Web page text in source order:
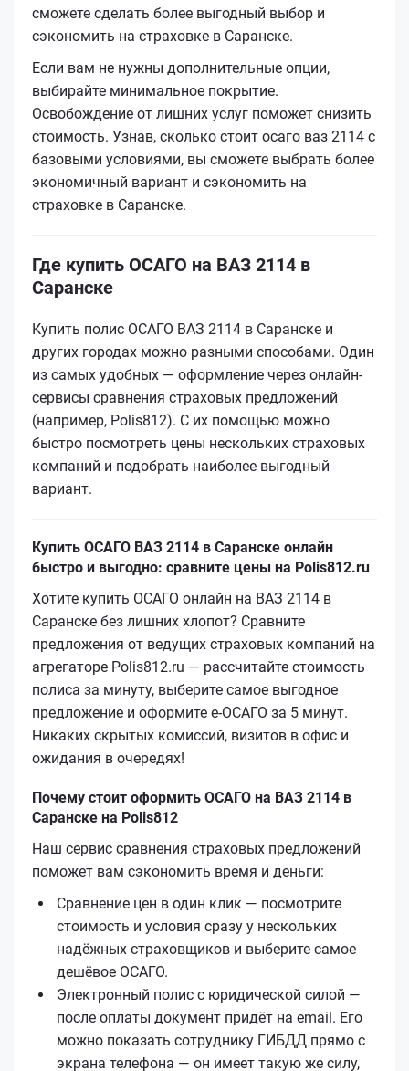
сможете сделать более выгодный выбор и
сэкономить на страховке в Саранске.
Если вам не нужны дополнительные опции,
выбирайте минимальное покрытие.
Освобождение от лишних услуг поможет снизить
стоимость. Узнав, сколько стоит осаго ваз 2114 с
базовыми условиями, вы сможете выбрать более
экономичный вариант и сэкономить на
страховке в Саранске.
Где купить ОСАГО на ВАЗ 2114 в
Саранске
Купить полис ОСАГО ВАЗ 2114 в Саранске и
других городах можно разными способами. Один
из самых удобных — оформление через онлайн-
сервисы сравнения страховых предложений
(например, Polis812). С их помощью можно
быстро посмотреть цены нескольких страховых
компаний и подобрать наиболее выгодный
вариант.
Купить ОСАГО ВАЗ 2114 в Саранске онлайн
быстро и выгодно: сравните цены на Polis812.ru
Хотите купить ОСАГО онлайн на ВАЗ 2114 в
Саранске без лишних хлопот? Сравните
предложения от ведущих страховых компаний на
агрегаторе Polis812.ru — рассчитайте стоимость
полиса за минуту, выберите самое выгодное
предложение и оформите е‑ОСАГО за 5 минут.
Никаких скрытых комиссий, визитов в офис и
ожидания в очередях!
Почему стоит оформить ОСАГО на ВАЗ 2114 в
Саранске на Polis812
Наш сервис сравнения страховых предложений
поможет вам сэкономить время и деньги:
Сравнение цен в один клик — посмотрите
стоимость и условия сразу у нескольких
надёжных страховщиков и выберите самое
дешёвое ОСАГО.
Электронный полис с юридической силой —
после оплаты документ придёт на email. Его
можно показать сотруднику ГИБДД прямо с
экрана телефона — он имеет такую же силу,